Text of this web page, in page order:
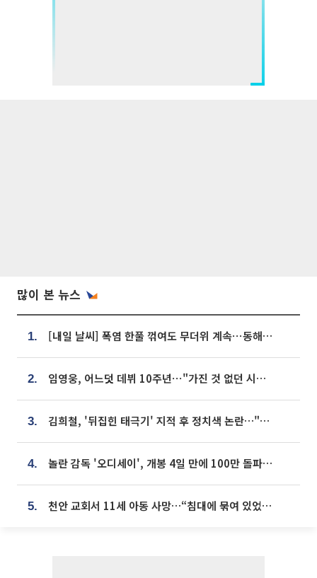
많이 본 뉴스
1. [내일 날씨] 폭염 한풀 꺾여도 무더위 계속⋯동해안 이틀 연속 비
2. 임영웅, 어느덧 데뷔 10주년⋯"가진 것 없던 시절, 내 앞엔 20명의 팬뿐"
3. 김희철, '뒤집힌 태극기' 지적 후 정치색 논란…"좌우 떠나 우리나라 국기"
4. 놀란 감독 '오디세이', 개봉 4일 만에 100만 돌파⋯'왕사남' 보다 빠르다
5. 천안 교회서 11세 아동 사망…“침대에 묶여 있었다” 진술 확보